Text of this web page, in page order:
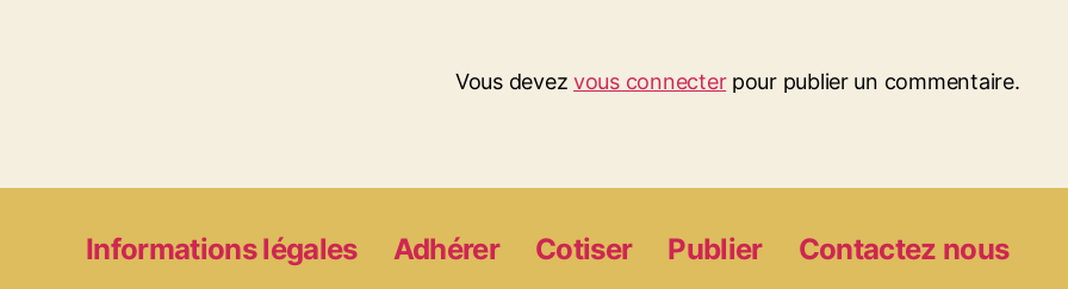
Vous devezvous connecterpour publier un commentaire.
Informations légales Adhérer Cotiser Publier Contactez nous